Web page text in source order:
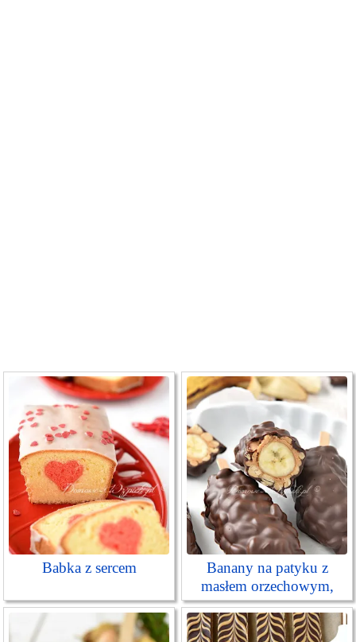
Babka z sercem
Banany na patyku z
masłem orzechowym,
orzeszkami i czekoladą